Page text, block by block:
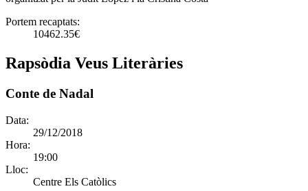
Portem recaptats:
10462.35€
Rapsòdia Veus Literàries
Conte de Nadal
Data:
29/12/2018
Hora:
19:00
Lloc:
Centre Els Catòlics